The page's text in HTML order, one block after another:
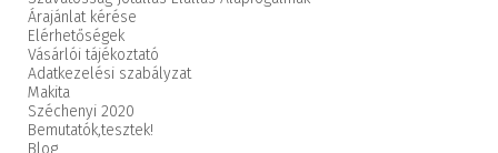
Árajánlat kérése
Elérhetőségek
Vásárlói tájékoztató
Adatkezelési szabályzat
Makita
Széchenyi 2020
Bemutatók,tesztek!
Blog